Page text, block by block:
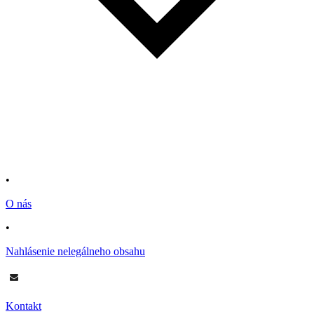
•
O nás
•
Nahlásenie nelegálneho obsahu
Kontakt